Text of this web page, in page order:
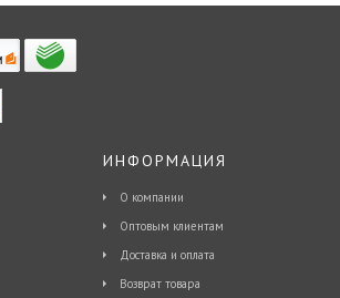
ИНФОРМАЦИЯ
О компании
Оптовым клиентам
Доставка и оплата
Возврат товара